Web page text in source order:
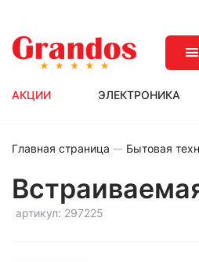
АКЦИИ ЭЛЕКТРОНИКА
Главная страница Бытовая
артикул: 297225